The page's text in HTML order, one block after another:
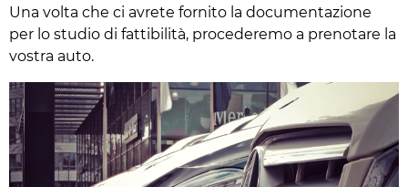
Una volta che ci avrete fornito la documentazione
per lo studio di fattibilità, procederemo a prenotare la
vostra auto.